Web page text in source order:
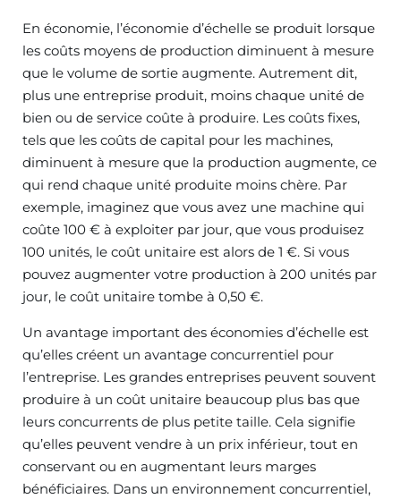
En économie, l’économie d’échelle se produit lorsque
les coûts moyens de production diminuent à mesure
que le volume de sortie augmente. Autrement dit,
plus une entreprise produit, moins chaque unité de
bien ou de service coûte à produire. Les coûts fixes,
tels que les coûts de capital pour les machines,
diminuent à mesure que la production augmente, ce
qui rend chaque unité produite moins chère. Par
exemple, imaginez que vous avez une machine qui
coûte 100 € à exploiter par jour, que vous produisez
100 unités, le coût unitaire est alors de 1 €. Si vous
pouvez augmenter votre production à 200 unités par
jour, le coût unitaire tombe à 0,50 €.
Un avantage important des économies d’échelle est
qu’elles créent un avantage concurrentiel pour
l’entreprise. Les grandes entreprises peuvent souvent
produire à un coût unitaire beaucoup plus bas que
leurs concurrents de plus petite taille. Cela signifie
qu’elles peuvent vendre à un prix inférieur, tout en
conservant ou en augmentant leurs marges
bénéficiaires. Dans un environnement concurrentiel,